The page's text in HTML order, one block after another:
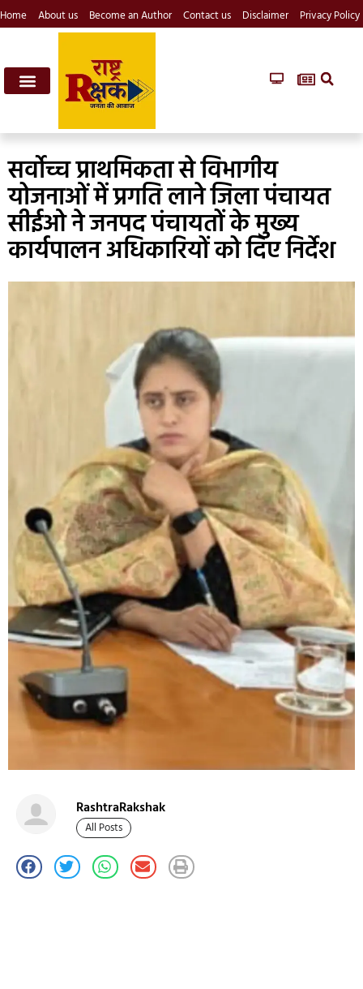
Home About us Become an Author Contact us Disclaimer Privacy Policy
सर्वोच्च प्राथमिकता से विभागीय
योजनाओं में प्रगति लाने जिला पंचायत
सीईओ ने जनपद पंचायतों के मुख्य
कार्यपालन अधिकारियों को दिए निर्देश
RashtraRakshak
All Posts